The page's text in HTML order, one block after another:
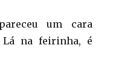
um cara
Lá na feirinha, é